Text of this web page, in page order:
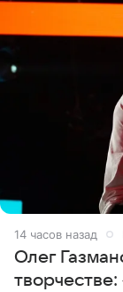
14 часов назад
Олег